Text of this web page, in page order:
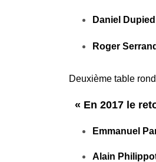
Daniel
Roger
Deuxième table
« En 2017 le
Emmanuel
Alain